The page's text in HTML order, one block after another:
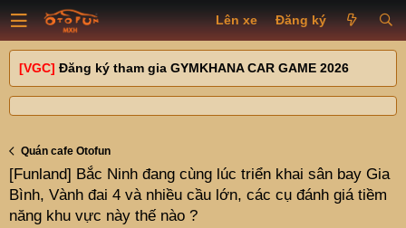
Lên xe Đăng ký
[VGC] Đăng ký tham gia GYMKHANA CAR GAME 2026
Quán cafe Otofun
[Funland] Bắc Ninh đang cùng lúc triển khai sân bay Gia
Bình, Vành đai 4 và nhiều cầu lớn, các cụ đánh giá tiềm
năng khu vực này thế nào ?